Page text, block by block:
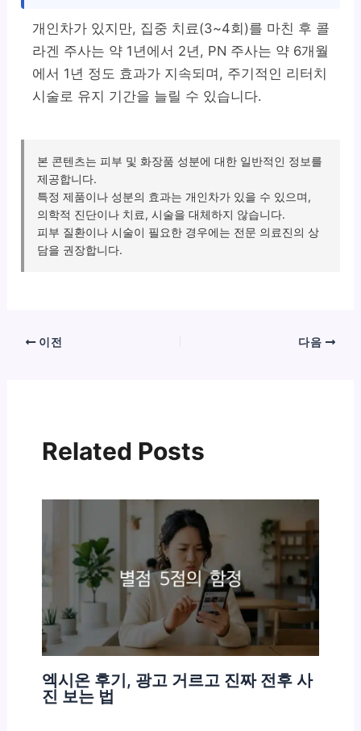
개인차가 있지만, 집중 치료(3~4회)를 마친 후 콜
라겐 주사는 약 1년에서 2년, PN 주사는 약 6개월
에서 1년 정도 효과가 지속되며, 주기적인 리터치
시술로 유지 기간을 늘릴 수 있습니다.
본 콘텐츠는 피부 및 화장품 성분에 대한 일반적인 정보를
제공합니다.
특정 제품이나 성분의 효과는 개인차가 있을 수 있으며,
의학적 진단이나 치료, 시술을 대체하지 않습니다.
피부 질환이나 시술이 필요한 경우에는 전문 의료진의 상
담을 권장합니다.
이전 다음
Related Posts
엑시온 후기, 광고 거르고 진짜 전후 사
진 보는 법